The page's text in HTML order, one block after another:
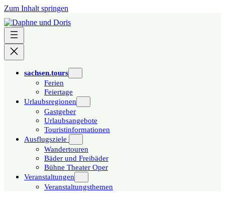
Zum Inhalt springen
sachsen.tours
Ferien
Feiertage
Urlaubsregionen
Gastgeber
Urlaubsangebote
Touristinformationen
Ausflugsziele
Wandertouren
Bäder und Freibäder
Bühne Theater Oper
Veranstaltungen
Veranstaltungsthemen